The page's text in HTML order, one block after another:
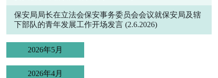
保安局局长在立法会保安事务委员会会议就保安局及辖
下部队的青年发展工作开场发言 (2.6.2026)
2026年5月
2026年4月